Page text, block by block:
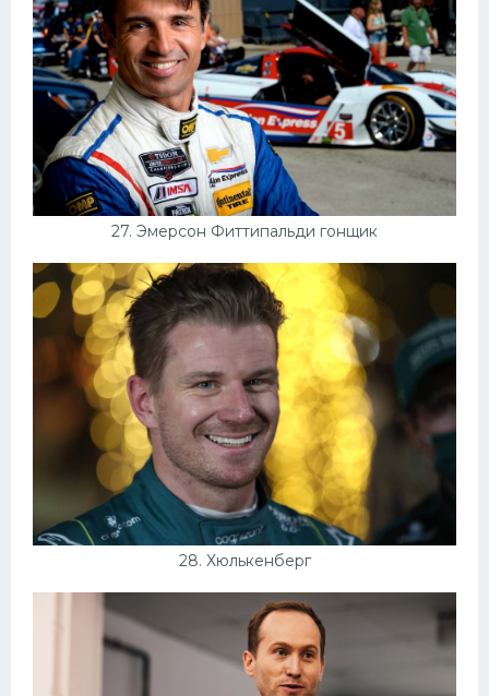
27. Эмерсон Фиттипальди гонщик
28. Хюлькенберг